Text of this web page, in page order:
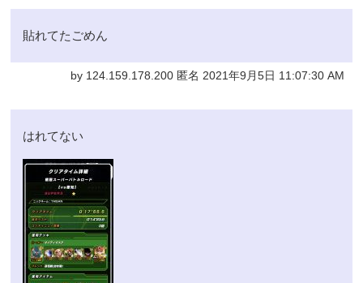
貼れてたごめん
by 124.159.178.200 匿名 2021年9月5日 11:07:30 AM
はれてない